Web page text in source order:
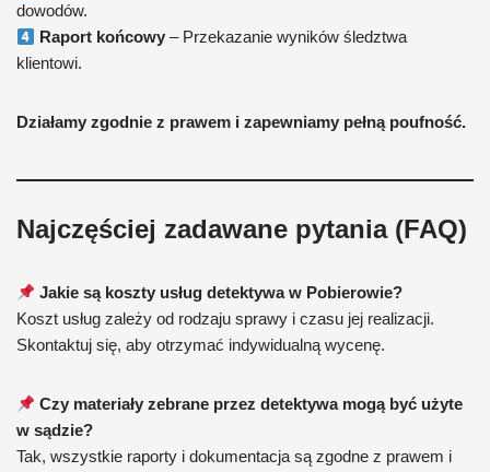
dowodów.
Raport końcowy – Przekazanie wyników śledztwa
klientowi.
Działamy zgodnie z prawem i zapewniamy pełną poufność.
Najczęściej zadawane pytania (FAQ)
Jakie są koszty usług detektywa w Pobierowie?
Koszt usług zależy od rodzaju sprawy i czasu jej realizacji.
Skontaktuj się, aby otrzymać indywidualną wycenę.
Czy materiały zebrane przez detektywa mogą być użyte
w sądzie?
Tak, wszystkie raporty i dokumentacja są zgodne z prawem i